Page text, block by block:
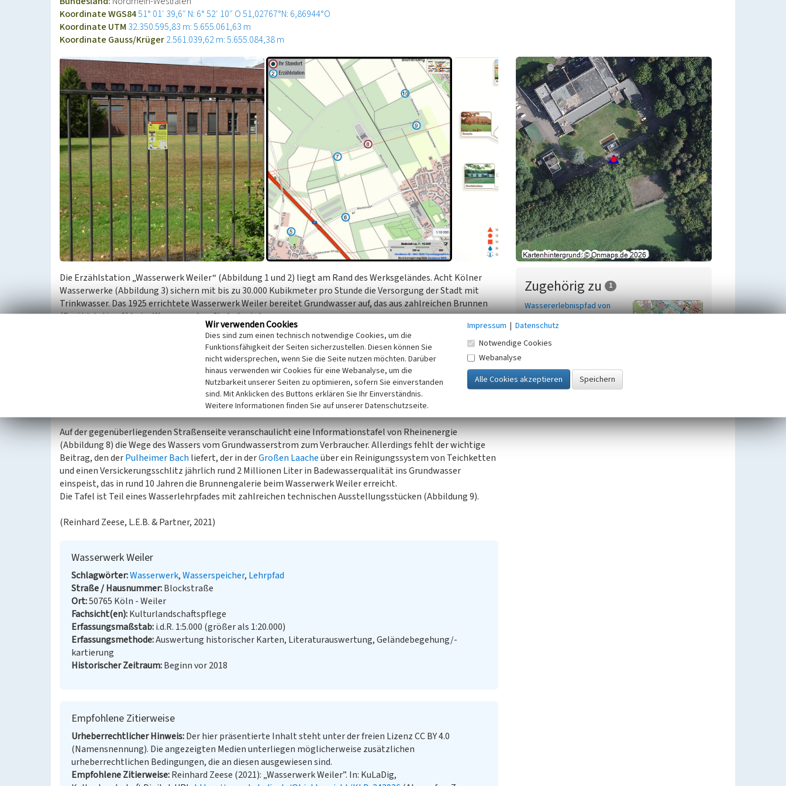
Koordinate WGS8451° 01′ 39,6″ N: 6° 52′ 10″ O51,02767°N: 6,86944°O
Koordinate UTM 32.350.595,83 m: 5.655.061,63 m
Koordinate Gauss/Krüger2.561.039,62 m: 5.655.084,38 m
Die Erzählstation „Wasserwerk Weiler“ (Abbildung 1 und 2) liegt am Rand des Werksgeländes. Acht Kölner
Wasserwerke (Abbildung 3) sichern mit bis zu 30.000 Kubikmeter pro Stunde die Versorgung der Stadt mit
Trinkwasser. Das 1925 errichtete Wasserwerk Weiler bereitet Grundwasser auf, das aus zahlreichen Brunnen
(Erzählstation 9) beim Wasserwerk gefördert wird.
Das Grundwasser ist auf seinem Weg durch die Kiessande des Rheines so weit gereinigt, dass es nur noch durch
Aktivkohlefilter (Abbildung 4) geführt werden muss. In den Behältern mit Aktivkohle (Abbildung 5) lagern
sich gelöste organische Wasserinhaltsstoffe, Schweb-, Geruchs- und Geschmacksstoffe an und werden bei
Wartungen ausgespült. Unterirdische Trinkwasserspeicher wie der unter der Fläche zwischen Straße und
aufstehendem Gebäude (Abbildung 6) puffern Verbrauchsschwankungen. Die Betriebsabläufen sind in
Abbildung 7 schematisch dargestellt.
Auf der gegenüberliegenden Straßenseite veranschaulicht eine Informationstafel von Rheinenergie
(Abbildung 8) die Wege des Wassers vom Grundwasserstrom zum Verbraucher. Allerdings fehlt der wichtige
Beitrag, den derPulheimer Bach liefert, der in derGroßen Laacheüber ein Reinigungssystem von Teichketten
und einen Versickerungsschlitz jährlich rund 2 Millionen Liter in Badewasserqualität ins Grundwasser
einspeist, das in rund 10 Jahren die Brunnengalerie beim Wasserwerk Weiler erreicht.
Die Tafel ist Teil eines Wasserlehrpfades mit zahlreichen technischen Ausstellungsstücken (Abbildung 9).
(Reinhard Zeese, L.E.B. & Partner, 2021)
Wasserwerk Weiler
Schlagwörter Wasserwerk Wasserspeicher Lehrpfad
Straße / Hausnummer Blockstraße
Ort 50765 Köln - Weiler
Fachsicht(en) Kulturlandschaftspflege
Erfassungsmaßstab i.d.R. 1:5.000 (größer als 1:20.000)
Erfassungsmethode Auswertung historischer Karten, Literaturauswertung, Geländebegehung/-
kartierung
Historischer Zeitraum Beginn vor 2018
Empfohlene Zitierweise
Urheberrechtlicher Hinweis Der hier präsentierte Inhalt steht unter der freien Lizenz CC BY 4.0
(Namensnennung). Die angezeigten Medien unterliegen möglicherweise zusätzlichen
urheberrechtlichen Bedingungen, die an diesen ausgewiesen sind.
Empfohlene Zitierweise Reinhard Zeese (2021): „Wasserwerk Weiler”. In: KuLaDig,
Zugehörig zu 1
Wassererlebnispfad von
Pulheim zum Rhein
Wir verwenden Cookies
Dies sind zum einen technisch notwendige Cookies, um die
Funktionsfähigkeit der Seiten sicherzustellen. Diesen können Sie
nicht widersprechen, wenn Sie die Seite nutzen möchten. Darüber
hinaus verwenden wir Cookies für eine Webanalyse, um die
Nutzbarkeit unserer Seiten zu optimieren, sofern Sie einverstanden
sind. Mit Anklicken des Buttons erklären Sie Ihr Einverständnis.
Weitere Informationen finden Sie auf unserer Datenschutzseite.
Impressum | Datenschutz
Notwendige Cookies
Webanalyse